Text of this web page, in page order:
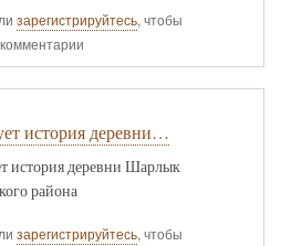
зарегистрируйтесь, чтобы
история деревни…
история деревни Шарлык
района
зарегистрируйтесь, чтобы